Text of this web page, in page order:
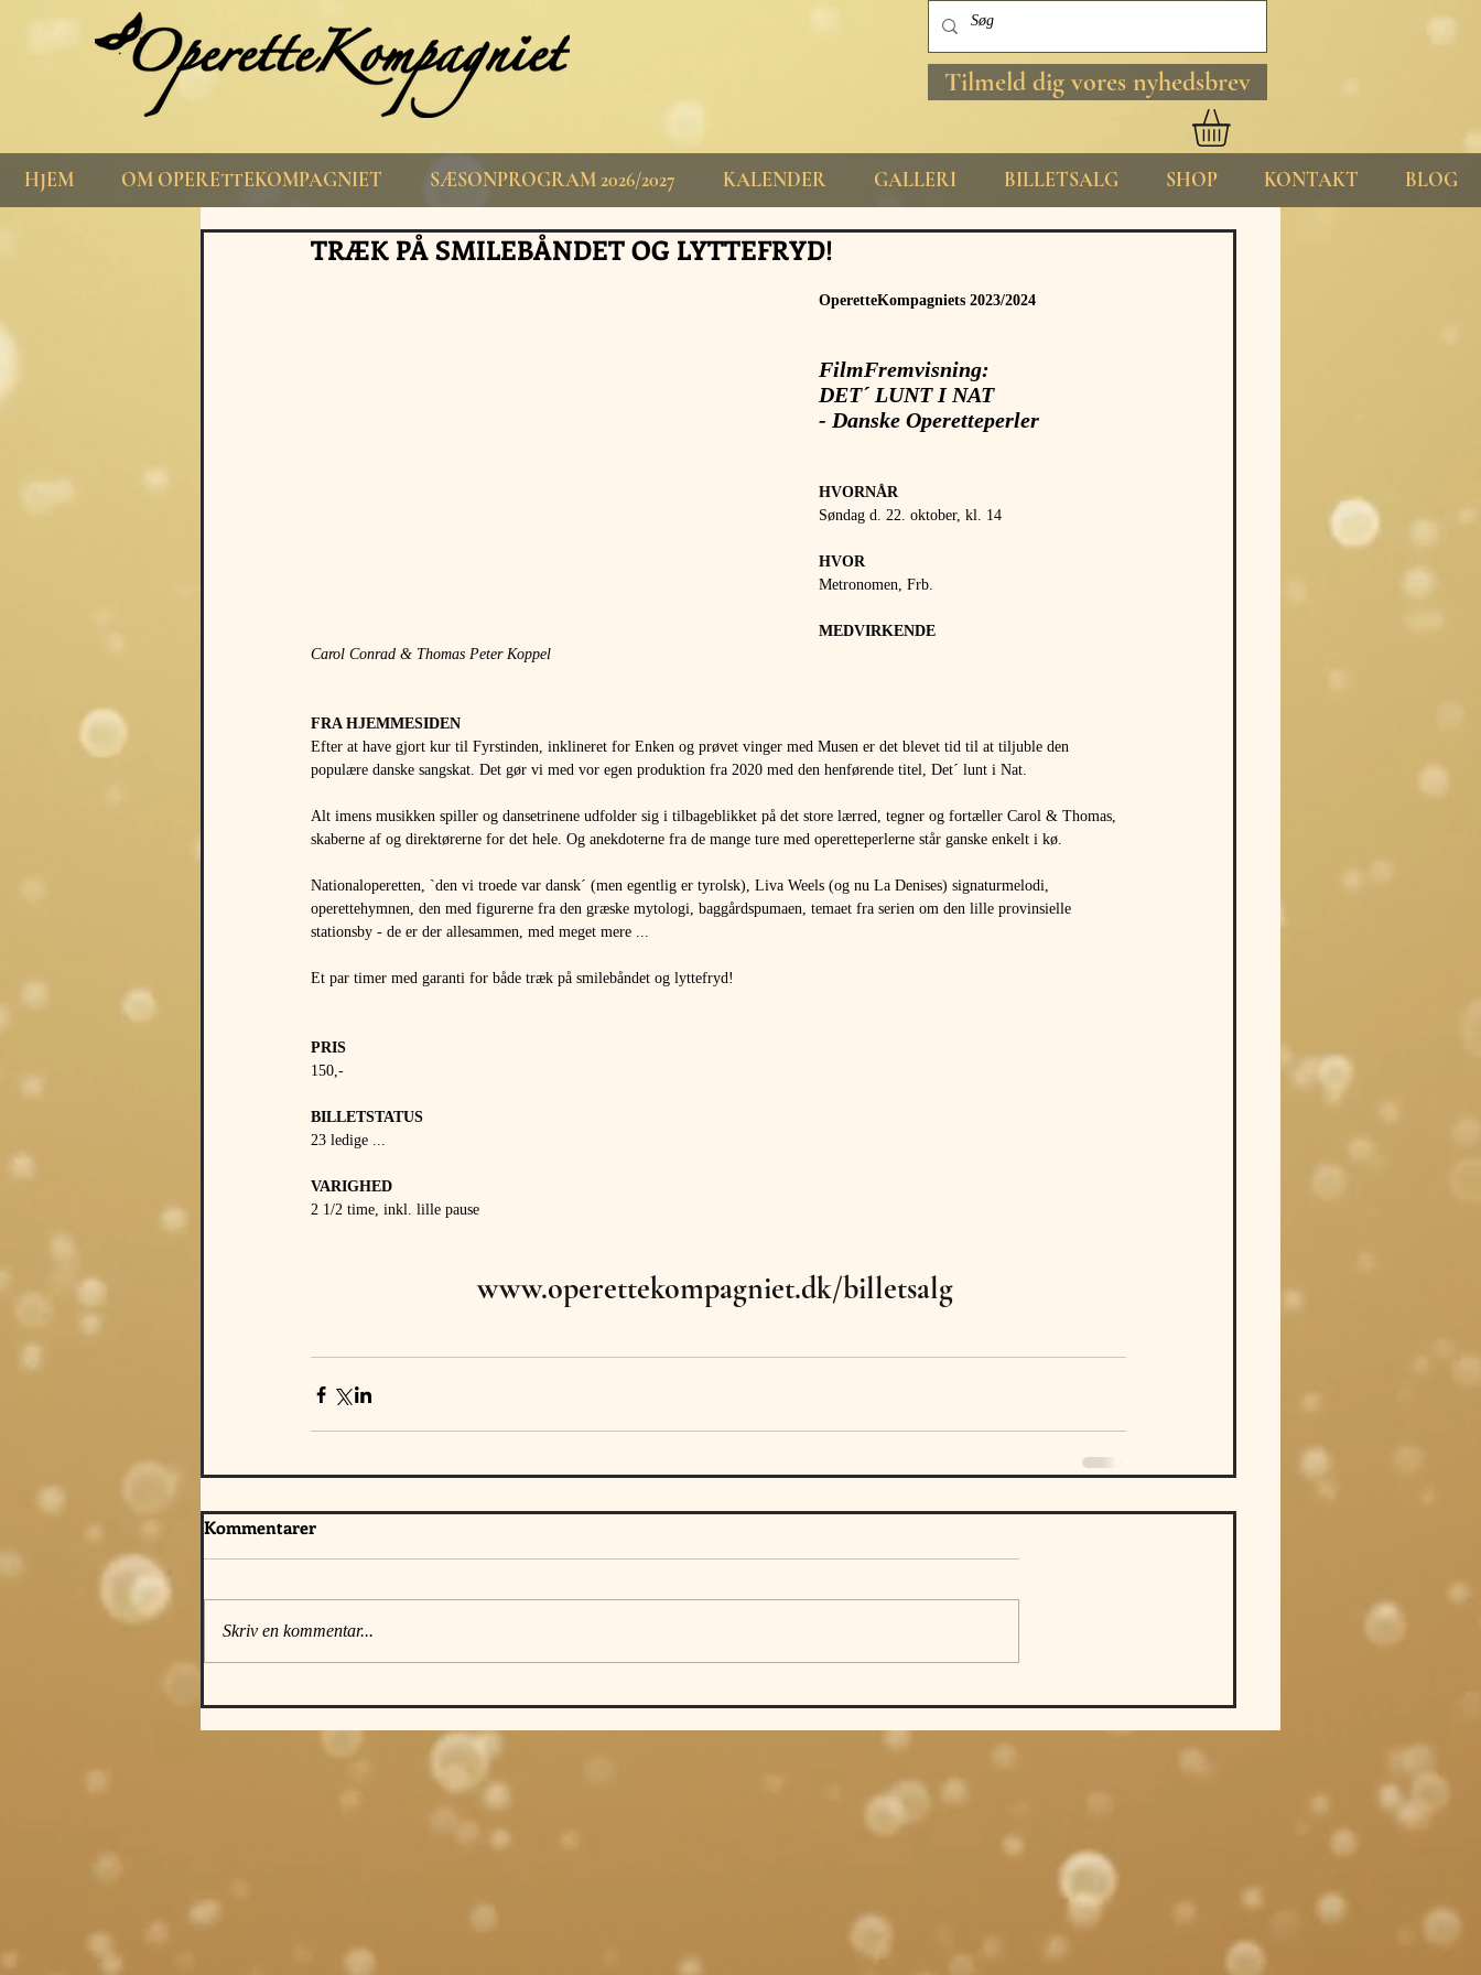
Tilmeld dig vores nyhedsbrev
HJEM OM OPERETTEKOMPAGNIET SÆSONPROGRAM 2026/2027 KALENDER GALLERI BILLETSALG SHOP KONTAKT BLOG
TRÆK PÅ SMILEBÅNDET OG LYTTEFRYD!
OperetteKompagniets 2023/2024
FilmFremvisning:
DET´ LUNT I NAT
- Danske Operetteperler
HVORNÅR
Søndag d. 22. oktober, kl. 14
HVOR
Metronomen, Frb.
MEDVIRKENDE
Carol Conrad & Thomas Peter Koppel
FRA HJEMMESIDEN
Efter at have gjort kur til Fyrstinden, inklineret for Enken og prøvet vinger med Musen er det blevet tid til at tiljuble den
populære danske sangskat. Det gør vi med vor egen produktion fra 2020 med den henførende titel, Det´ lunt i Nat.
Alt imens musikken spiller og dansetrinene udfolder sig i tilbageblikket på det store lærred, tegner og fortæller Carol & Thomas,
skaberne af og direktørerne for det hele. Og anekdoterne fra de mange ture med operetteperlerne står ganske enkelt i kø.
Nationaloperetten, `den vi troede var dansk´ (men egentlig er tyrolsk), Liva Weels (og nu La Denises) signaturmelodi,
operettehymnen, den med figurerne fra den græske mytologi, baggårdspumaen, temaet fra serien om den lille provinsielle
stationsby - de er der allesammen, med meget mere ...
Et par timer med garanti for både træk på smilebåndet og lyttefryd!
PRIS
150,-
BILLETSTATUS
23 ledige ...
VARIGHED
2 1/2 time, inkl. lille pause
www.operettekompagniet.dk/billetsalg
Kommentarer
Skriv en kommentar...